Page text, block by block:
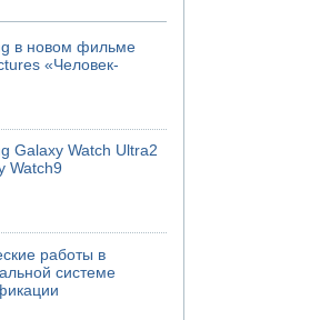
в новом фильме
«Человек-
Galaxy Watch Ultra2
Watch9
работы в
системе